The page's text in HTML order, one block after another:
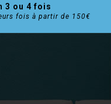
3 ou 4 fois
fois à partir de 150€